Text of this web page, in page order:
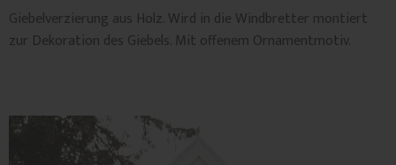
Giebelverzierung aus Holz. Wird in die Windbretter montiert
zur Dekoration des Giebels. Mit offenem Ornamentmotiv.